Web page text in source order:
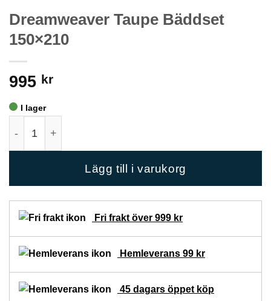
Dreamweaver Taupe Bäddset
150×210
995 kr
I lager
Lägg till i varukorg
Fri frakt över 999 kr
Hemleverans 99 kr
45 dagars öppet köp